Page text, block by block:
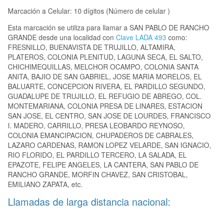
Marcación a Celular: 10 dígitos (Número de celular )
Esta marcación se utiliza para llamar a SAN PABLO DE RANCHO
GRANDE desde una localidad con Clave LADA 493 como:
FRESNILLO, BUENAVISTA DE TRUJILLO, ALTAMIRA,
PLATEROS, COLONIA PLENITUD, LAGUNA SECA, EL SALTO,
CHICHIMEQUILLAS, MELCHOR OCAMPO, COLONIA SANTA
ANITA, BAJIO DE SAN GABRIEL, JOSE MARIA MORELOS, EL
BALUARTE, CONCEPCION RIVERA, EL PARDILLO SEGUNDO,
GUADALUPE DE TRUJILLO, EL REFUGIO DE ABREGO, COL.
MONTEMARIANA, COLONIA PRESA DE LINARES, ESTACION
SAN JOSE, EL CENTRO, SAN JOSE DE LOURDES, FRANCISCO
I. MADERO, CARRILLO, PRESA LEOBARDO REYNOSO,
COLONIA EMANCIPACION, CHUPADEROS DE CABRALES,
LAZARO CARDENAS, RAMON LOPEZ VELARDE, SAN IGNACIO,
RIO FLORIDO, EL PARDILLO TERCERO, LA SALADA, EL
EPAZOTE, FELIPE ANGELES, LA CANTERA, SAN PABLO DE
RANCHO GRANDE, MORFIN CHAVEZ, SAN CRISTOBAL,
EMILIANO ZAPATA, etc.
Llamadas de larga distancia nacional: